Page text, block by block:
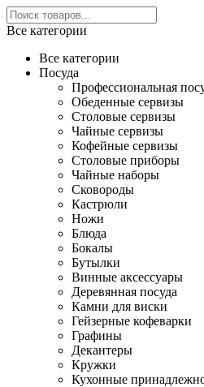
Все категории
Все категории
Посуда
Профессиональная
Обеденные сервизы
Столовые сервизы
Чайные сервизы
Кофейные сервизы
Столовые приборы
Чайные наборы
Сковороды
Кастрюли
Ножи
Блюда
Бокалы
Бутылки
Винные аксессуары
Деревянная посуда
Камни для виски
Гейзерные кофеварки
Графины
Декантеры
Кружки
Кухонные